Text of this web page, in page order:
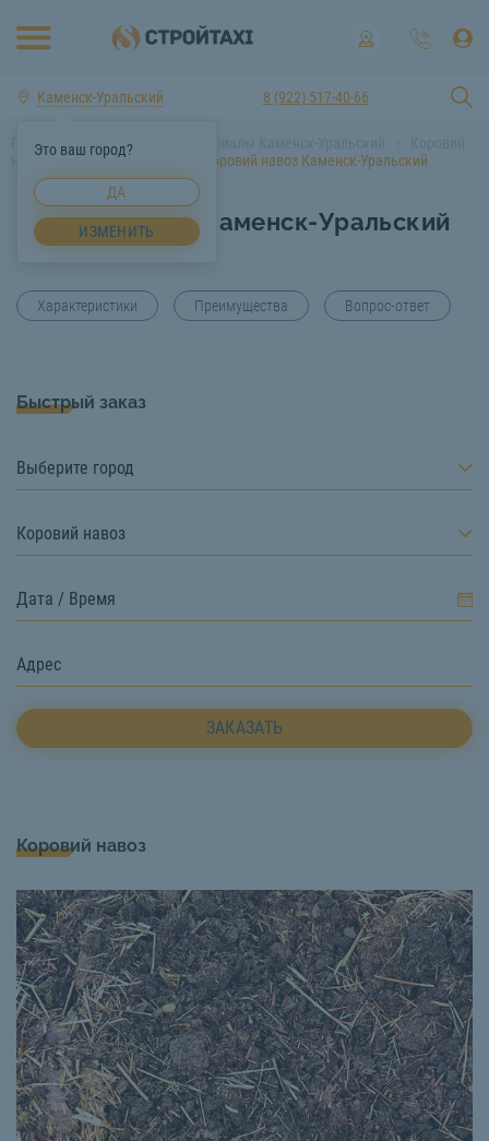
Каменск-Уральский
Это ваш город?
ДА
ИЗМЕНИТЬ
8 (922) 517-40-66
Главная Строительные материалы Каменск-Уральский
навоз Каменск-Уральский
Коровий навоз Каменск-Уральский
Коровий навоз Каменск-Уральский
Характеристики Преимущества Вопрос-ответ
Быстрый заказ
Выберите город
Коровий навоз
ЗАКАЗАТЬ
Коровий навоз